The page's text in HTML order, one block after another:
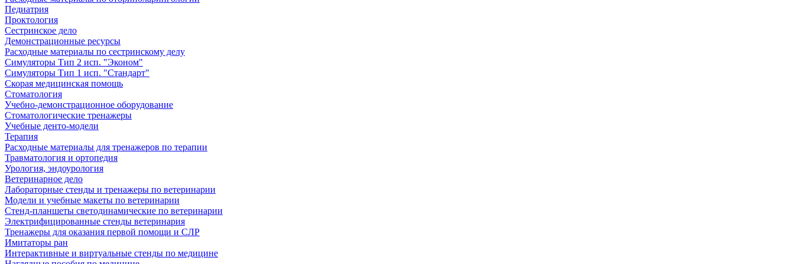
Педиатрия
Проктология
Сестринское дело
Демонстрационные ресурсы
Расходные материалы по сестринскому делу
Симуляторы Тип 2 исп. "Эконом"
Симуляторы Тип 1 исп. "Стандарт"
Скорая медицинская помощь
Стоматология
Учебно-демонстрационное оборудование
Стоматологические тренажеры
Учебные денто-модели
Терапия
Расходные материалы для тренажеров по терапии
Травматология и ортопедия
Урология, эндоурология
Ветеринарное дело
Лабораторные стенды и тренажеры по ветеринарии
Модели и учебные макеты по ветеринарии
Стенд-планшеты светодинамические по ветеринарии
Электрифицированные стенды ветеринария
Тренажеры для оказания первой помощи и СЛР
Имитаторы ран
Интерактивные и виртуальные стенды по медицине